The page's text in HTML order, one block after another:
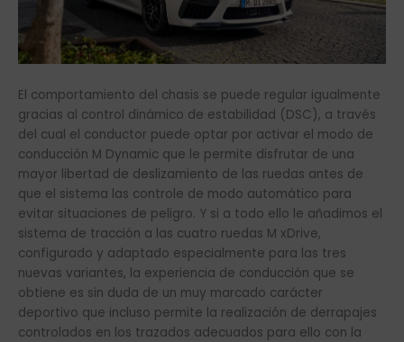
El comportamiento del chasis se puede regular igualmente
gracias al control dinámico de estabilidad (DSC), a través
del cual el conductor puede optar por activar el modo de
conducción M Dynamic que le permite disfrutar de una
mayor libertad de deslizamiento de las ruedas antes de
que el sistema las controle de modo automático para
evitar situaciones de peligro. Y si a todo ello le añadimos el
sistema de tracción a las cuatro ruedas M xDrive,
configurado y adaptado especialmente para las tres
nuevas variantes, la experiencia de conducción que se
obtiene es sin duda de un muy marcado carácter
deportivo que incluso permite la realización de derrapajes
controlados en los trazados adecuados para ello con la